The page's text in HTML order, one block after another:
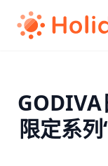
GODIVA
限定系